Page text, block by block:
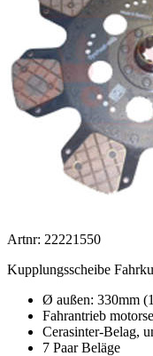
Artnr: 22221550
Kupplungsscheibe
Ø außen: 330mm
Fahrantrieb
Cerasinter-Belag,
7 Paar Beläge